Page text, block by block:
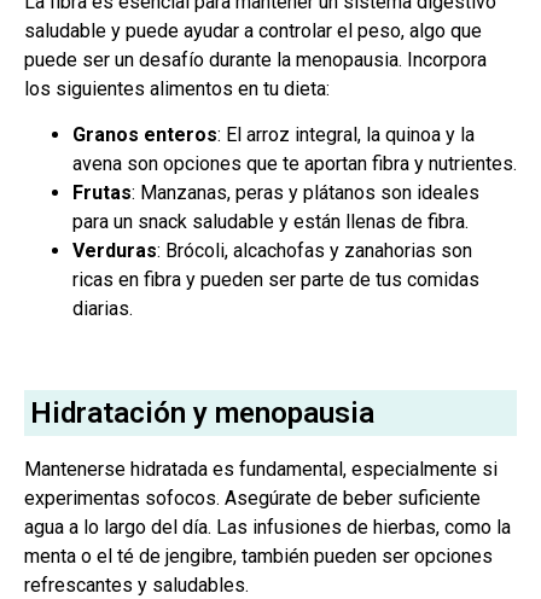
saludable y puede ayudar a controlar el peso, algo que
puede ser un desafío durante la menopausia. Incorpora
los siguientes alimentos en tu dieta:
Granos enteros: El arroz integral, la quinoa y la
avena son opciones que te aportan fibra y nutrientes.
Frutas: Manzanas, peras y plátanos son ideales
para un snack saludable y están llenas de fibra.
Verduras: Brócoli, alcachofas y zanahorias son
ricas en fibra y pueden ser parte de tus comidas
diarias.
Hidratación y menopausia
Mantenerse hidratada es fundamental, especialmente si
experimentas sofocos. Asegúrate de beber suficiente
agua a lo largo del día. Las infusiones de hierbas, como la
menta o el té de jengibre, también pueden ser opciones
refrescantes y saludables.